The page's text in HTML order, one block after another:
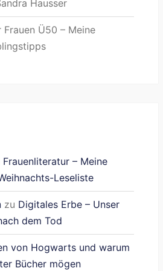
Hausser
Ü50 – Meine
Frauenliteratur – Meine
Leseliste
zu Digitales Erbe – Unser
dem Tod
von Hogwarts und warum
Bücher mögen